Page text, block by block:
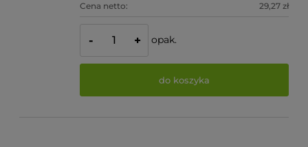
Cena netto: 29,27 zł
- + opak.
do koszyka